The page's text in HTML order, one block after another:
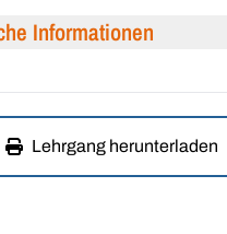
Informationen
Lehrgang herunterladen